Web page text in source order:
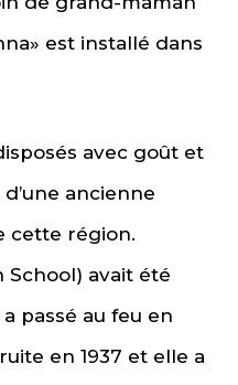
est installé dans
avec goût et
ancienne
cette région.
School) avait été
passé au feu en
en 1937 et elle a